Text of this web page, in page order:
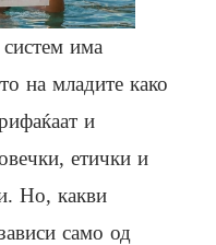
има
на младите како
и
етички и
Но, какви
само од